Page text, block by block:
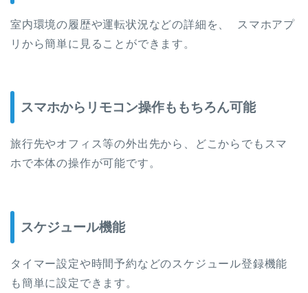
室内環境の履歴や運転状況などの詳細を、 スマホアプ
リから簡単に見ることができます。
スマホからリモコン操作ももちろん可能
旅行先やオフィス等の外出先から、どこからでもスマ
ホで本体の操作が可能です。
スケジュール機能
タイマー設定や時間予約などのスケジュール登録機能
も簡単に設定できます。